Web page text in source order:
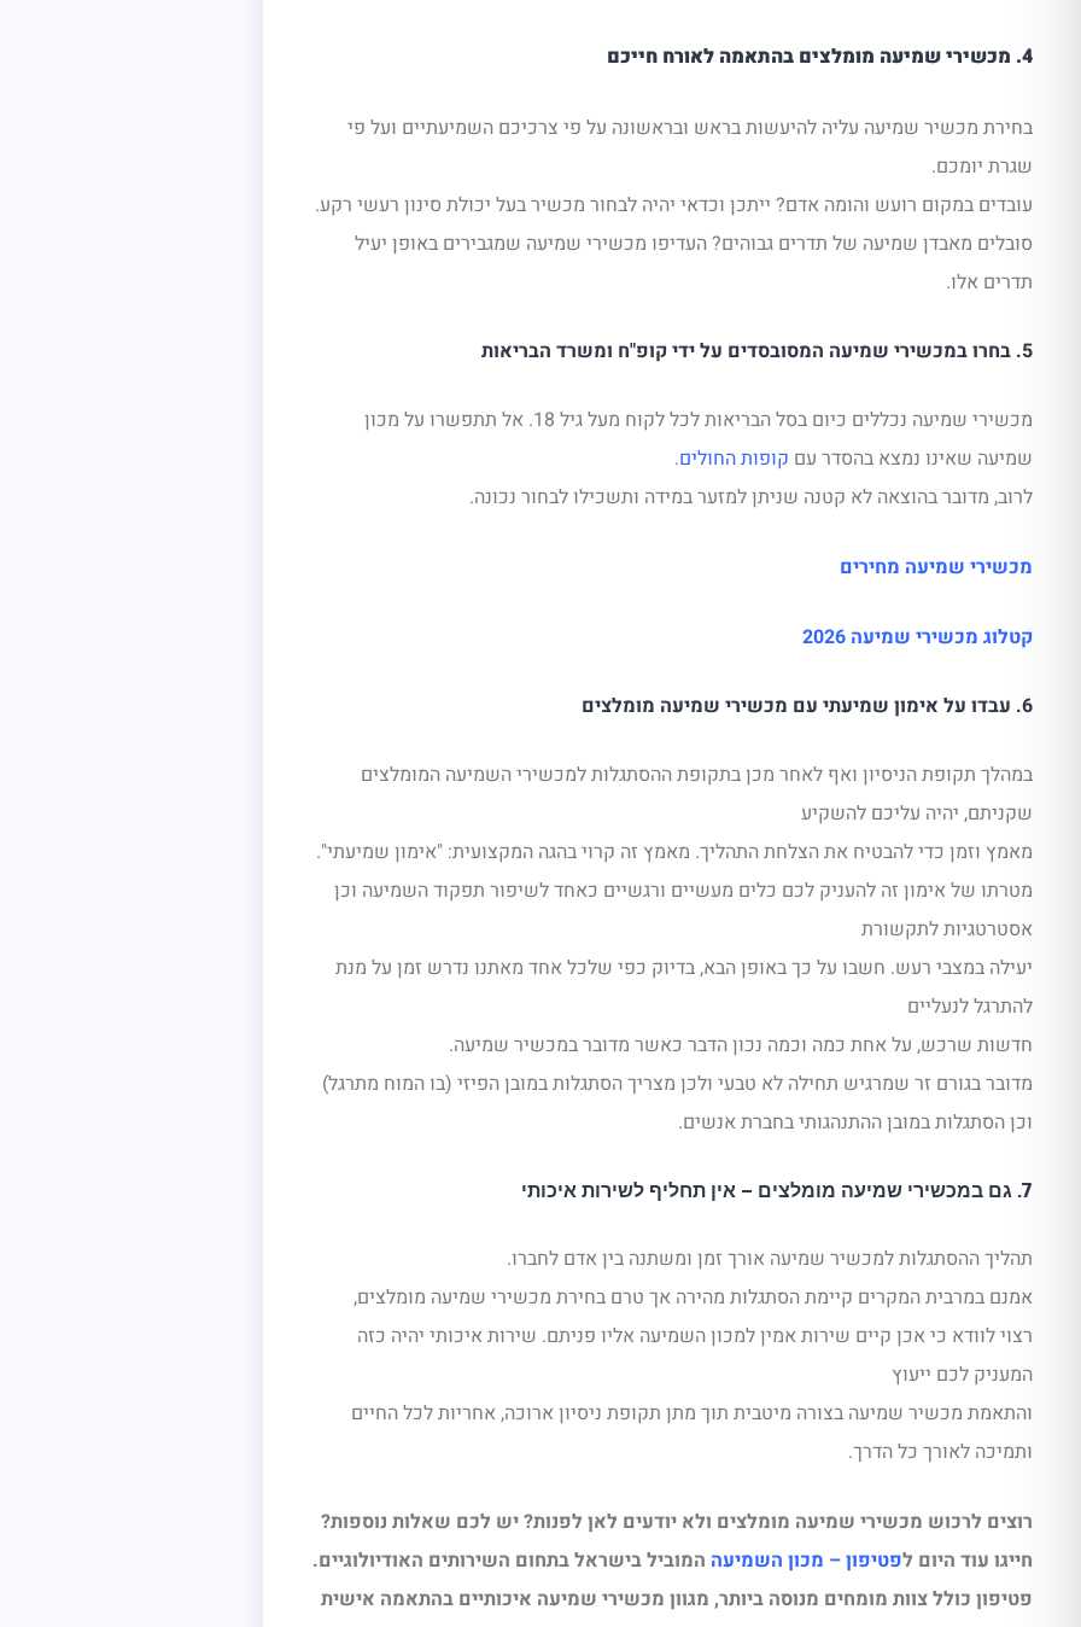
4. מכשירי שמיעה מומלצים בהתאמה לאורח חייכם
בחירת מכשיר שמיעה עליה להיעשות בראש ובראשונה על פי צרכיכם השמיעתיים ועל פי
שגרת יומכם.
עובדים במקום רועש והומה אדם? ייתכן וכדאי יהיה לבחור מכשיר בעל יכולת סינון רעשי רקע.
סובלים מאבדן שמיעה של תדרים גבוהים? העדיפו מכשירי שמיעה שמגבירים באופן יעיל
תדרים אלו.
5. בחרו במכשירי שמיעה המסובסדים על ידי קופ"ח ומשרד הבריאות
מכשירי שמיעה נכללים כיום בסל הבריאות לכל לקוח מעל גיל 18. אל תתפשרו על מכון
שמיעה שאינו נמצא בהסדר עם קופות החולים.
לרוב, מדובר בהוצאה לא קטנה שניתן למזער במידה ותשכילו לבחור נכונה.
מכשירי שמיעה מחירים
קטלוג מכשירי שמיעה 2026
6. עבדו על אימון שמיעתי עם מכשירי שמיעה מומלצים
במהלך תקופת הניסיון ואף לאחר מכן בתקופת ההסתגלות למכשירי השמיעה המומלצים
שקניתם, יהיה עליכם להשקיע
מאמץ וזמן כדי להבטיח את הצלחת התהליך. מאמץ זה קרוי בהגה המקצועית: "אימון שמיעתי".
מטרתו של אימון זה להעניק לכם כלים מעשיים ורגשיים כאחד לשיפור תפקוד השמיעה וכן
אסטרטגיות לתקשורת
יעילה במצבי רעש. חשבו על כך באופן הבא, בדיוק כפי שלכל אחד מאתנו נדרש זמן על מנת
להתרגל לנעליים
חדשות שרכש, על אחת כמה וכמה נכון הדבר כאשר מדובר במכשיר שמיעה.
מדובר בגורם זר שמרגיש תחילה לא טבעי ולכן מצריך הסתגלות במובן הפיזי (בו המוח מתרגל)
וכן הסתגלות במובן ההתנהגותי בחברת אנשים.
7. גם במכשירי שמיעה מומלצים – אין תחליף לשירות איכותי
תהליך ההסתגלות למכשיר שמיעה אורך זמן ומשתנה בין אדם לחברו.
אמנם במרבית המקרים קיימת הסתגלות מהירה אך טרם בחירת מכשירי שמיעה מומלצים,
רצוי לוודא כי אכן קיים שירות אמין למכון השמיעה אליו פניתם. שירות איכותי יהיה כזה
המעניק לכם ייעוץ
והתאמת מכשיר שמיעה בצורה מיטבית תוך מתן תקופת ניסיון ארוכה, אחריות לכל החיים
ותמיכה לאורך כל הדרך.
רוצים לרכוש מכשירי שמיעה מומלצים ולא יודעים לאן לפנות? יש לכם שאלות נוספות?
חייגו עוד היום לפטיפון – מכון השמיעה המוביל בישראל בתחום השירותים האודיולוגיים.
פטיפון כולל צוות מומחים מנוסה ביותר, מגוון מכשירי שמיעה איכותיים בהתאמה אישית